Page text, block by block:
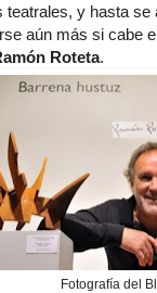
teatrales, y hasta
aún más si cabe
Roteta.
Fotografía del